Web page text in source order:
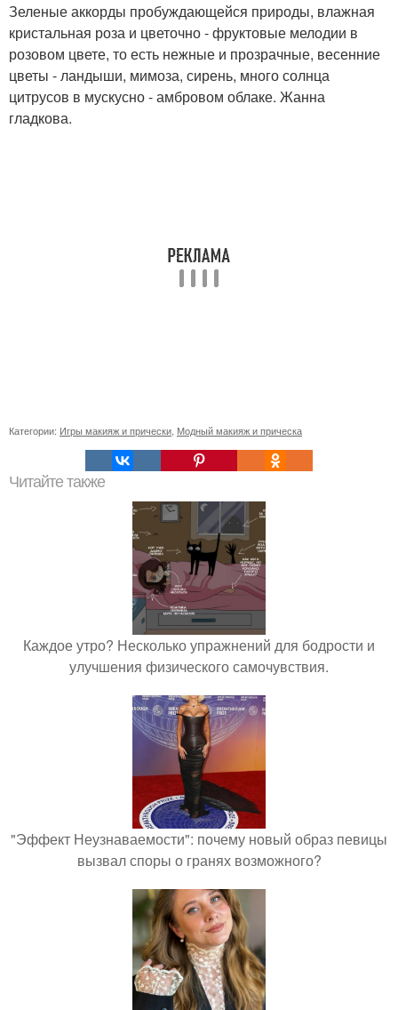
Зеленые аккорды пробуждающейся природы, влажная
кристальная роза и цветочно - фруктовые мелодии в
розовом цвете, то есть нежные и прозрачные, весенние
цветы - ландыши, мимоза, сирень, много солнца
цитрусов в мускусно - амбровом облаке. Жанна
гладкова.
Категории: Игры макияж и прически Модный макияж и прическа
Читайте также
Каждое утро? Несколько упражнений для бодрости и
улучшения физического самочувствия.
"Эффект Неузнаваемости": почему новый образ певицы
вызвал споры о гранях возможного?